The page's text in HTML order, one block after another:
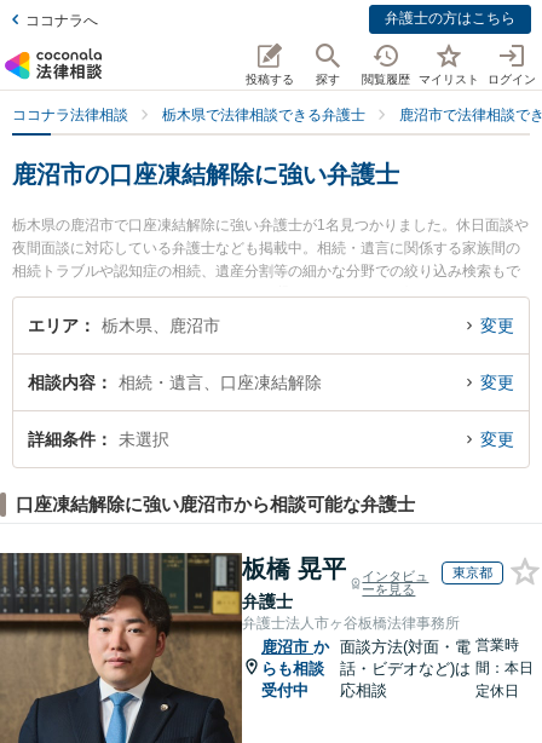
ココナラへ 弁護士の方はこちら
投稿する 探す 閲覧履歴 マイリスト ログイン
ココナラ法律相談 栃木県で法律相談できる弁護士 鹿沼市で法律相談で
鹿沼市の口座凍結解除に強い弁護士
栃木県の鹿沼市で口座凍結解除に強い弁護士が1名見つかりました。休日面談や
夜間面談に対応している弁護士なども掲載中。相続・遺言に関係する家族間の
相続トラブルや認知症の相続、遺産分割等の細かな分野での絞り込み検索もで
き便利です。特にリクリエ法律事務所の纐纈 隆博弁護士のプロフィール情報や
弁護士費用、強みなどが注目されています。『鹿沼市で土日や夜間に発生した
結解除を法律相談できる鹿沼市内の弁護士に相談予約したい』などでお困りの
相談者さんにおすすめです。
エリア 栃木県、鹿沼市 変更
相談内容 相続・遺言、口座凍結解除 変更
詳細条件 未選択 変更
口座凍結解除に強い鹿沼市から相談可能な弁護士
板橋 晃平
弁護士
インタビュ
ーを見る
東京都
弁護士法人市ヶ谷板橋法律事務所
鹿沼市 か
らも相談
受付中
面談方法(対面・電
話・ビデオなど)は
応相談
営業時
間：本日
定休日